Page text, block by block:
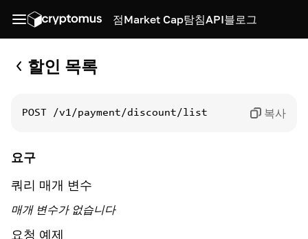
점Market Cap탐침API블로그
할인 목록
POST /v1/payment/discount/list 복사
요구
쿼리 매개 변수
매개 변수가 없습니다
요청 예제